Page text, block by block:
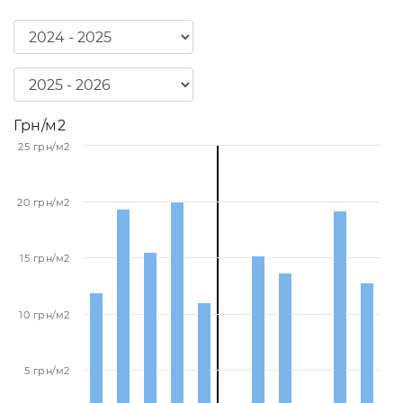
Грн/м2
5 грн/м2
10 грн/м2
15 грн/м2
20 грн/м2
25 грн/м2